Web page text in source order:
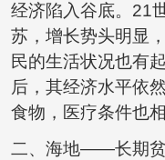
经济陷入谷底。21
苏，增长势头明显
民的生活状况也有
后，其经济水平依
食物，医疗条件也
二、海地——长期贫